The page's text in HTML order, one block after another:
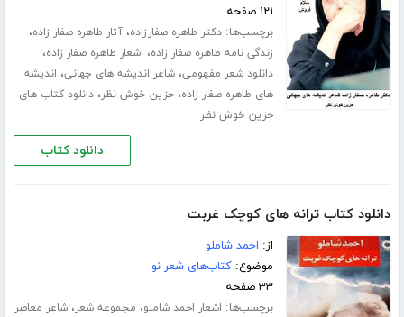
۱۲۱ صفحه
برچسب‌ها:دکتر طاهره صفارزاده،آثار طاهره صفار زاده،
زندگی نامه طاهره صفار زاده، اشعار طاهره صفار زاده،
دانلود شعر مفهومی،شاعر اندیشه های جهانی، اندیشه
های طاهره صفار زاده،حزین خوش نظر،دانلود کتاب های
حزین خوش نظر
دانلود کتاب
دانلود کتاب ترانه های کوچک غربت
از: احمد شاملو
موضوع:کتاب‌های شعر نو
۳۳ صفحه
برچسب‌ها: اشعار احمد شاملو، مجموعه شعر،شاعر معاصر